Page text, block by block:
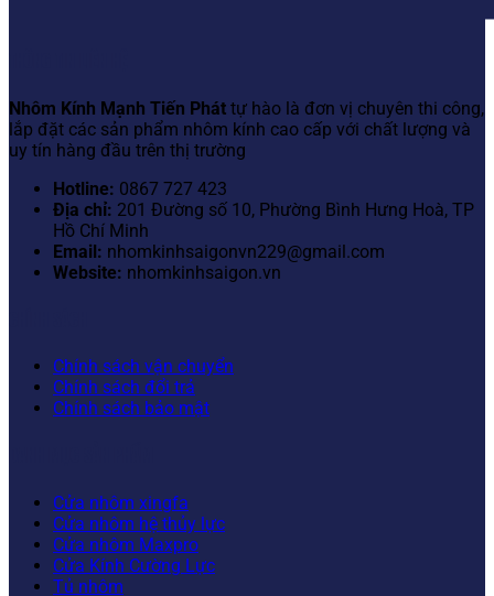
Nhôm Kính Mạnh Tiến Phát tự hào là đơn vị chuyên thi công,
lắp đặt các sản phẩm nhôm kính cao cấp với chất lượng và
uy tín hàng đầu trên thị trường
Hotline: 0867 727 423
Địa chỉ: 201 Đường số 10, Phường Bình Hưng Hoà, TP
Hồ Chí Minh
Email: nhomkinhsaigonvn229@gmail.com
Website: nhomkinhsaigon.vn
Chính sách vận chuyển
Chính sách đổi trả
Chính sách bảo mật
Cửa nhôm xingfa
Cửa nhôm hệ thủy lực
Cửa nhôm Maxpro
Cửa Kính Cường Lực
Tủ nhôm